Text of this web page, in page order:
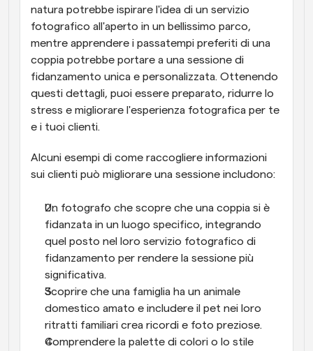
natura potrebbe ispirare l'idea di un servizio
fotografico all'aperto in un bellissimo parco,
mentre apprendere i passatempi preferiti di una
coppia potrebbe portare a una sessione di
fidanzamento unica e personalizzata. Ottenendo
questi dettagli, puoi essere preparato, ridurre lo
stress e migliorare l'esperienza fotografica per te
e i tuoi clienti.
Alcuni esempi di come raccogliere informazioni
sui clienti può migliorare una sessione includono:
Un fotografo che scopre che una coppia si è
fidanzata in un luogo specifico, integrando
quel posto nel loro servizio fotografico di
fidanzamento per rendere la sessione più
significativa.
Scoprire che una famiglia ha un animale
domestico amato e includere il pet nei loro
ritratti familiari crea ricordi e foto preziose.
Comprendere la palette di colori o lo stile